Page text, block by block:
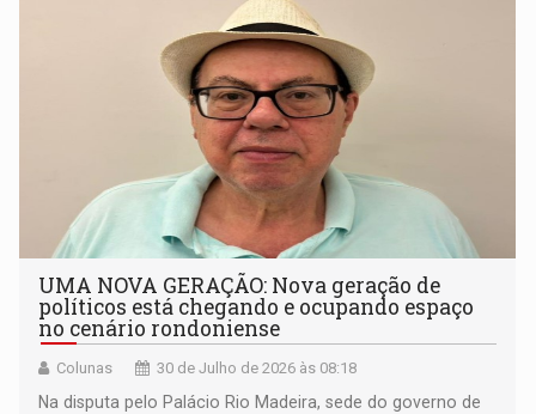
recursos próprios do instituto e está registrado na Justiça
Eleitoral sob número RO-04350/2026
UMA NOVA GERAÇÃO: Nova geração de
políticos está chegando e ocupando espaço
no cenário rondoniense
Colunas 30 de Julho de 2026 às 08:18
Na disputa pelo Palácio Rio Madeira, sede do governo de